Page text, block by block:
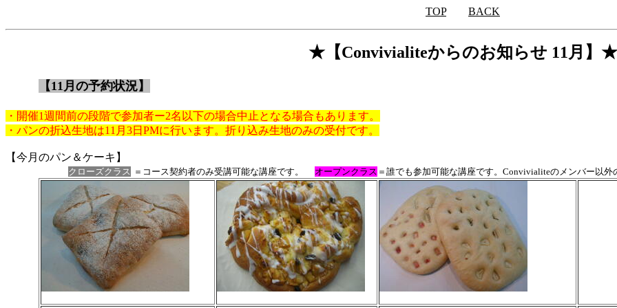
TOP BACK
★【Convivialiteからのお知らせ 11月】★
【11月の予約状況】
・開催1週間前の段階で参加者ー2名以下の場合中止となる場合もあります。
・パンの折込生地は11月3日PMに行います。折り込み生地のみの受付です。
【今月のパン＆ケーキ】
クローズクラス ＝コース契約者のみ受講可能な講座です。 オープンクラス ＝誰でも参加可能な講座です。Convivialiteのメンバー以外